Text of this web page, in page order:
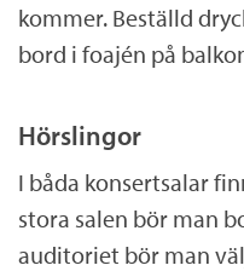
kommer. Beställd
bord i foajén på
Hörslingor
I båda konsertsalar
stora salen bör man
auditoriet bör man